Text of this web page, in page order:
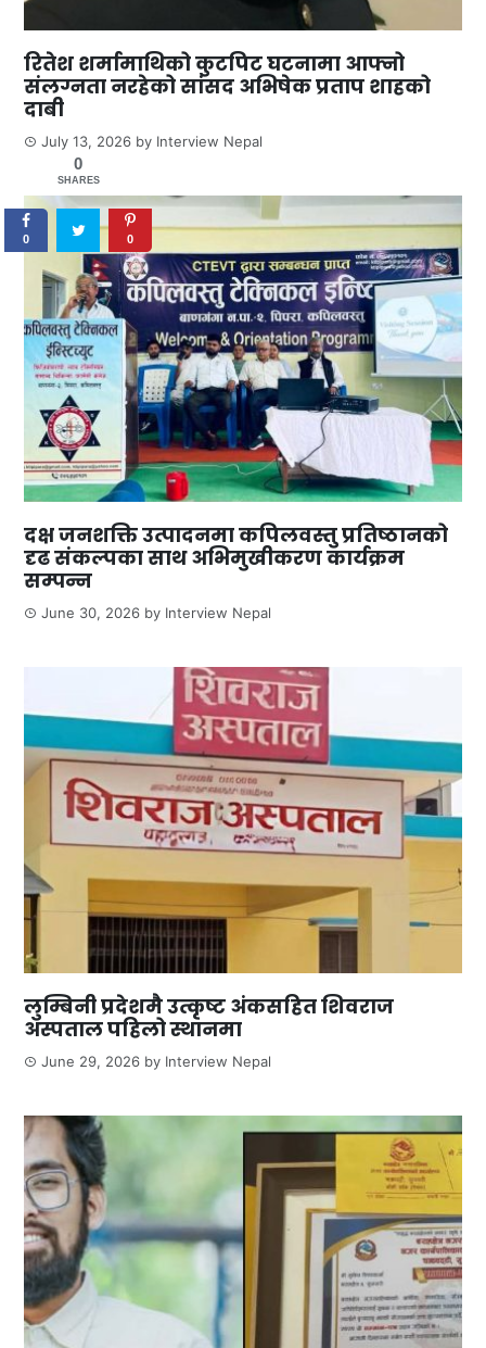
रितेश शर्मामाथिको कुटपिट घटनामा आफ्नो
संलग्नता नरहेको सांसद अभिषेक प्रताप शाहको
दाबी
July 13, 2026 by Interview Nepal
दक्ष जनशक्ति उत्पादनमा कपिलवस्तु प्रतिष्ठानको
दृढ संकल्पका साथ अभिमुखीकरण कार्यक्रम
सम्पन्न
June 30, 2026 by Interview Nepal
लुम्बिनी प्रदेशमै उत्कृष्ट अंकसहित शिवराज
अस्पताल पहिलो स्थानमा
June 29, 2026 by Interview Nepal
0
SHARES
0 0